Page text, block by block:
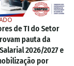
de TI do Setor
pauta da
2026/2027 e
por